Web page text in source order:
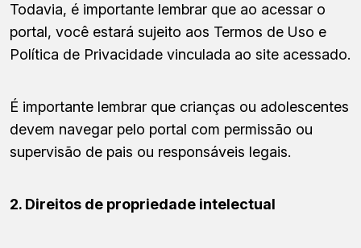
Todavia, é importante lembrar que ao acessar o
portal, você estará sujeito aos Termos de Uso e
Política de Privacidade vinculada ao site acessado.
É importante lembrar que crianças ou adolescentes
devem navegar pelo portal com permissão ou
supervisão de pais ou responsáveis legais.
2. Direitos de propriedade intelectual